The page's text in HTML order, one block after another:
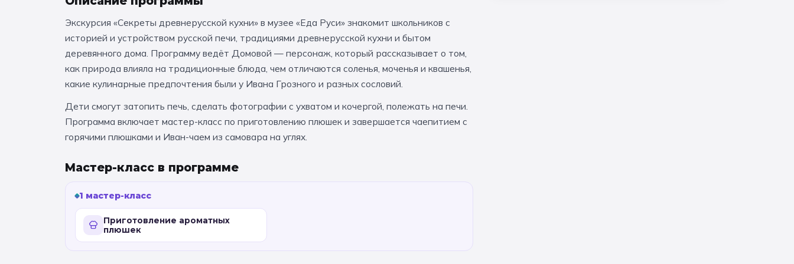
Экскурсия «Секреты древнерусской кухни» в музее «Еда Руси» знакомит школьников с
историей и устройством русской печи, традициями древнерусской кухни и бытом
деревянного дома. Программу ведёт Домовой — персонаж, который рассказывает о том,
как природа влияла на традиционные блюда, чем отличаются соленья, моченья и квашенья,
какие кулинарные предпочтения были у Ивана Грозного и разных сословий.
Дети смогут затопить печь, сделать фотографии с ухватом и кочергой, полежать на печи.
Программа включает мастер-класс по приготовлению плюшек и завершается чаепитием с
горячими плюшками и Иван-чаем из самовара на углях.
Мастер-класс в программе
1 мастер-класс
Приготовление ароматных
плюшек